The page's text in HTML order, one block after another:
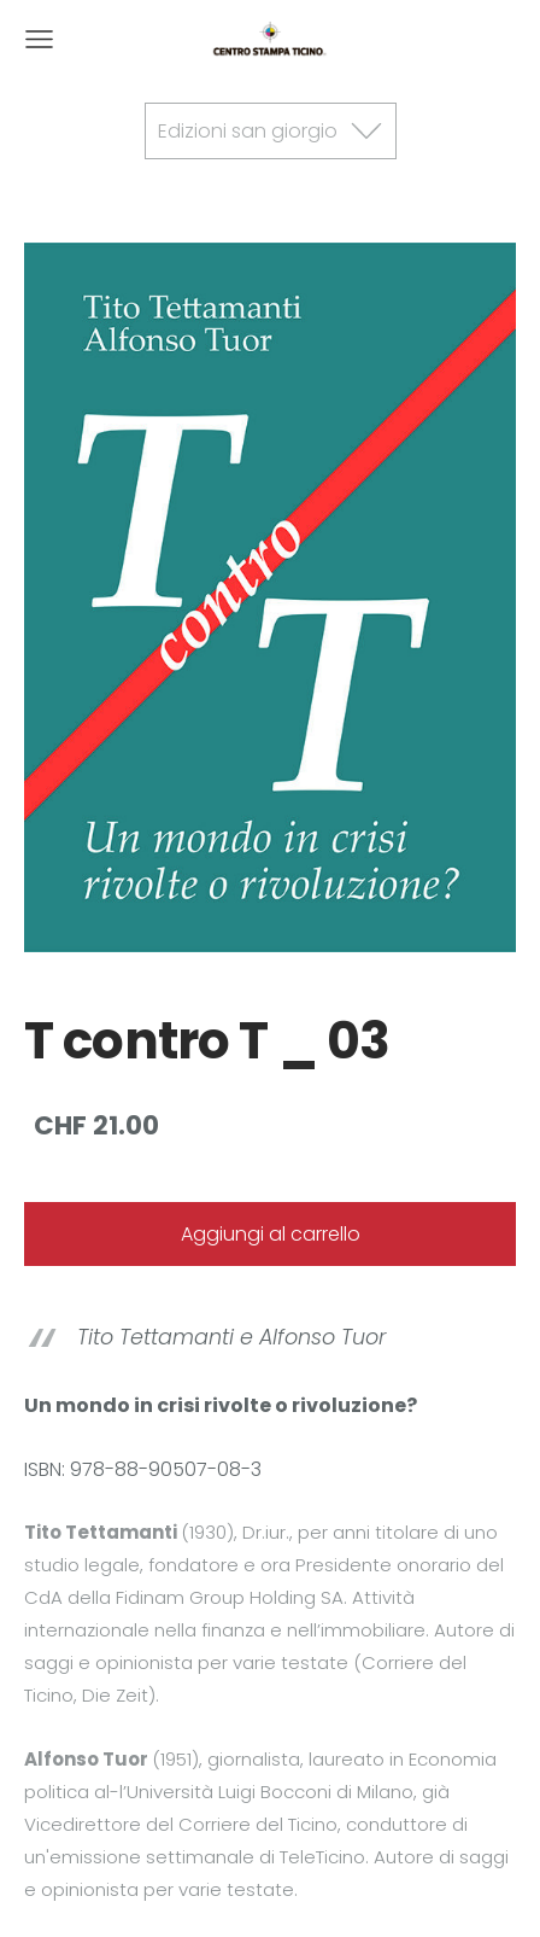
Edizioni san giorgio
T contro T _ 03
CHF 21.00
Aggiungi al carrello
Tito Tettamanti e Alfonso Tuor
Un mondo in crisi rivolte o rivoluzione?
ISBN: 978-88-90507-08-3
Tito Tettamanti (1930), Dr.iur., per anni titolare di uno
studio legale, fondatore e ora Presidente onorario del
CdA della Fidinam Group Holding SA. Attività
internazionale nella finanza e nell’immobiliare. Autore di
saggi e opinionista per varie testate (Corriere del
Ticino, Die Zeit).
Alfonso Tuor (1951), giornalista, laureato in Economia
politica al-l’Università Luigi Bocconi di Milano, già
Vicedirettore del Corriere del Ticino, conduttore di
un'emissione settimanale di TeleTicino. Autore di saggi
e opinionista per varie testate.